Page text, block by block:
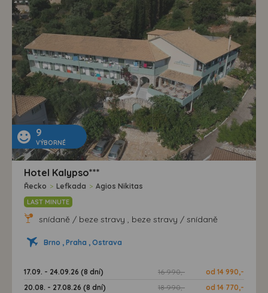
9
VÝBORNÉ
Hotel Kalypso***
Řecko > Lefkada > Agios Nikitas
LAST MINUTE
snídaně / beze stravy , beze stravy / snídaně
Brno , Praha , Ostrava
17.09. - 24.09.26 (8 dní) 16 990,-
od 14 990,-
20.08. - 27.08.26 (8 dní)
18 990,- od 14 770,-